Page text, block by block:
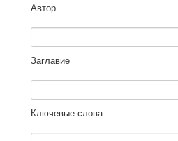
Участники
Научная работа
Как работать с сайтом
Контакты
Автор
Заглавие
Ключевые слова